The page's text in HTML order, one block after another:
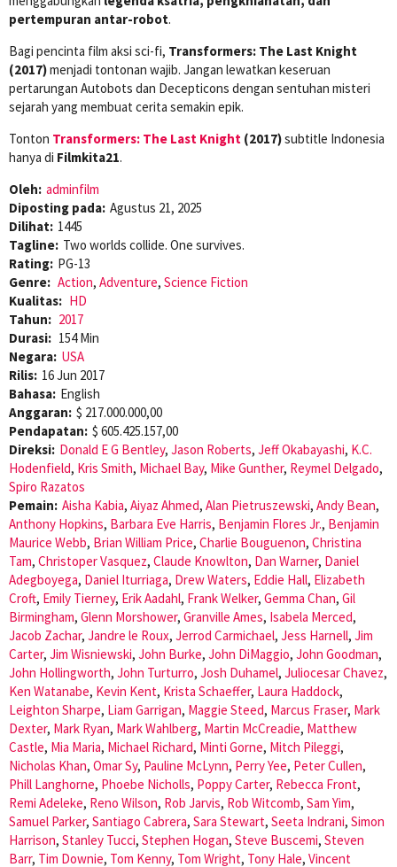
pertempuran antar-robot.
Bagi pencinta film aksi sci-fi, Transformers: The Last Knight
(2017)menjadi tontonan wajib. Jangan lewatkan keseruan
pertarungan Autobots dan Decepticons dengan sentuhan misteri
sejarah yang membuat cerita semakin epik.
Tonton Transformers: The Last Knight (2017)subtitle Indonesia
hanya di Filmkita21.
Oleh: adminfilm
Diposting pada: Agustus 21, 2025
Dilihat: 1445
Tagline: Two worlds collide. One survives.
Rating: PG-13
Genre: Action, Adventure, Science Fiction
Kualitas: HD
Tahun: 2017
Durasi: 154 Min
Negara: USA
Rilis: 16 Jun 2017
Bahasa: English
Anggaran: $ 217.000.000,00
Pendapatan: $ 605.425.157,00
Direksi: Donald E G Bentley, Jason Roberts, Jeff Okabayashi, K.C.
Hodenfield, Kris Smith, Michael Bay, Mike Gunther, Reymel Delgado,
Spiro Razatos
Pemain: Aisha Kabia, Aiyaz Ahmed, Alan Pietruszewski, Andy Bean,
Anthony Hopkins, Barbara Eve Harris, Benjamin Flores Jr., Benjamin
Maurice Webb, Brian William Price, Charlie Bouguenon, Christina
Tam, Christoper Vasquez, Claude Knowlton, Dan Warner, Daniel
Adegboyega, Daniel Iturriaga, Drew Waters, Eddie Hall, Elizabeth
Croft, Emily Tierney, Erik Aadahl, Frank Welker, Gemma Chan, Gil
Birmingham, Glenn Morshower, Granville Ames, Isabela Merced,
Jacob Zachar, Jandre le Roux, Jerrod Carmichael, Jess Harnell, Jim
Carter, Jim Wisniewski, John Burke, John DiMaggio, John Goodman,
John Hollingworth, John Turturro, Josh Duhamel, Juliocesar Chavez,
Ken Watanabe, Kevin Kent, Krista Schaeffer, Laura Haddock,
Leighton Sharpe, Liam Garrigan, Maggie Steed, Marcus Fraser, Mark
Dexter, Mark Ryan, Mark Wahlberg, Martin McCreadie, Matthew
Castle, Mia Maria, Michael Richard, Minti Gorne, Mitch Pileggi,
Nicholas Khan, Omar Sy, Pauline McLynn, Perry Yee, Peter Cullen,
Phill Langhorne, Phoebe Nicholls, Poppy Carter, Rebecca Front,
Remi Adeleke, Reno Wilson, Rob Jarvis, Rob Witcomb, Sam Yim,
Samuel Parker, Santiago Cabrera, Sara Stewart, Seeta Indrani, Simon
Harrison, Stanley Tucci, Stephen Hogan, Steve Buscemi, Steven
Barr, Tim Downie, Tom Kenny, Tom Wright, Tony Hale, Vincent